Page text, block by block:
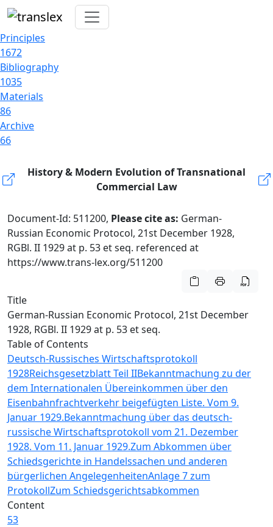
Principles
1672
Bibliography
1035
Materials
86
Archive
66
History & Modern Evolution of Transnational
Commercial Law
Document-Id: 511200, Please cite as: German-
Russian Economic Protocol, 21st December 1928,
RGBl. II 1929 at p. 53 et seq. referenced at
https://www.trans-lex.org/511200
Title
German-Russian Economic Protocol, 21st December
1928, RGBl. II 1929 at p. 53 et seq.
Table of Contents
Deutsch-Russisches Wirtschaftsprotokoll
1928Reichsgesetzblatt Teil IIBekanntmachung zu der
dem Internationalen Übereinkommen über den
Eisenbahnfrachtverkehr beigefügten Liste. Vom 9.
Januar 1929.Bekanntmachung über das deutsch-
russische Wirtschaftsprotokoll vom 21. Dezember
1928. Vom 11. Januar 1929.Zum Abkommen über
Schiedsgerichte in Handelssachen und anderen
bürgerlichen AngelegenheitenAnlage 7 zum
ProtokollZum Schiedsgerichtsabkommen
Content
53